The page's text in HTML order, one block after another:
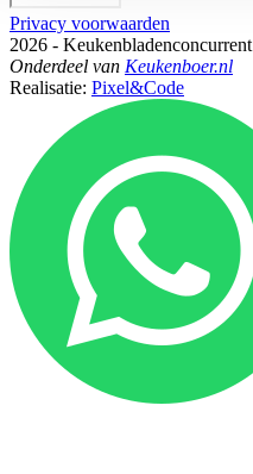
Privacy voorwaarden
2026 - Keukenbladenconcurrent
Onderdeel van Keukenboer.nl
Realisatie: Pixel&Code